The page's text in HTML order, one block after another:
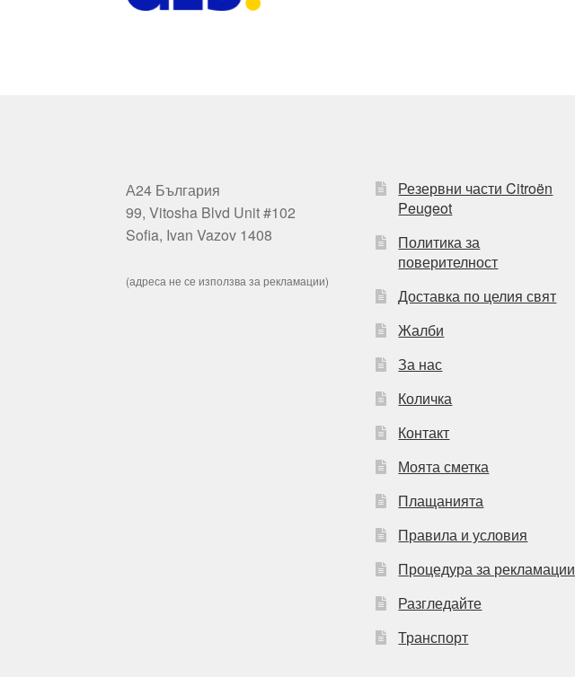
А24 България
99, Vitosha Blvd Unit #102
Sofia, Ivan Vazov 1408
(адреса не се използва за рекламации)
Резервни части Citroën
Peugeot
Политика за
поверителност
Доставка по целия свят
Жалби
За нас
Количка
Контакт
Моята сметка
Плащанията
Правила и условия
Процедура за рекламации
Разгледайте
Транспорт